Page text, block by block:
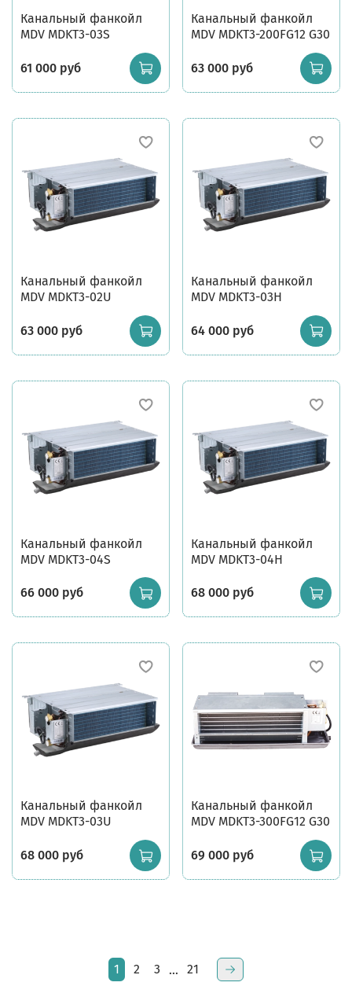
Канальный фанкойл
MDV MDKT3-03S
61 000 руб
Канальный фанкойл
MDV MDKT3-200FG12 G30
63 000 руб
Канальный фанкойл
MDV MDKT3-02U
63 000 руб
Канальный фанкойл
MDV MDKT3-03H
64 000 руб
Канальный фанкойл
MDV MDKT3-04S
66 000 руб
Канальный фанкойл
MDV MDKT3-04H
68 000 руб
Канальный фанкойл
MDV MDKT3-03U
68 000 руб
Канальный фанкойл
MDV MDKT3-300FG12 G30
69 000 руб
1 2 3 … 21